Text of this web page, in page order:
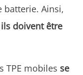
batterie. Ainsi,
ils doivent être
TPE mobiles se